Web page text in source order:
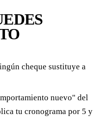
cheque sustituye a
nuevo" del
tu cronograma por 5 y